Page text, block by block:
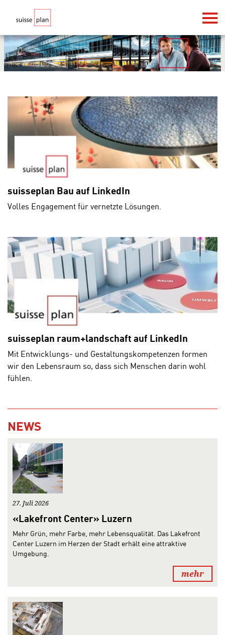
suisseplan Bau auf LinkedIn
Volles Engagement für vernetzte Lösungen.
suisseplan raum+landschaft auf LinkedIn
Mit Entwicklungs- und Gestaltungskompetenzen formen
wir den Lebensraum so, dass sich Menschen darin wohl
fühlen.
NEWS
27. Juli 2026
«Lakefront Center» Luzern
Mehr Grün, mehr Farbe, mehr Lebensqualität. Das Lakefront
Center Luzern im Herzen der Stadt erhält eine attraktive
Umgebung.
mehr